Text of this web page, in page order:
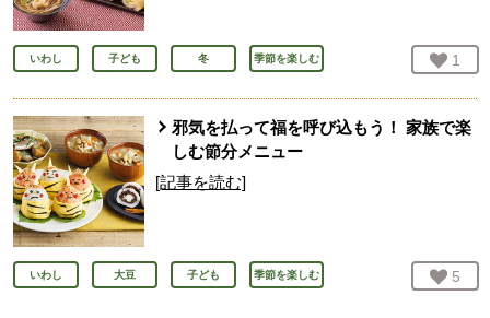
いわし 子ども 冬 季節を楽しむ お気
1
邪気を払って福を呼び込もう！ 家族で楽
しむ節分メニュー
[記事を読む]
いわし 大豆 子ども 季節を楽しむ お気
5